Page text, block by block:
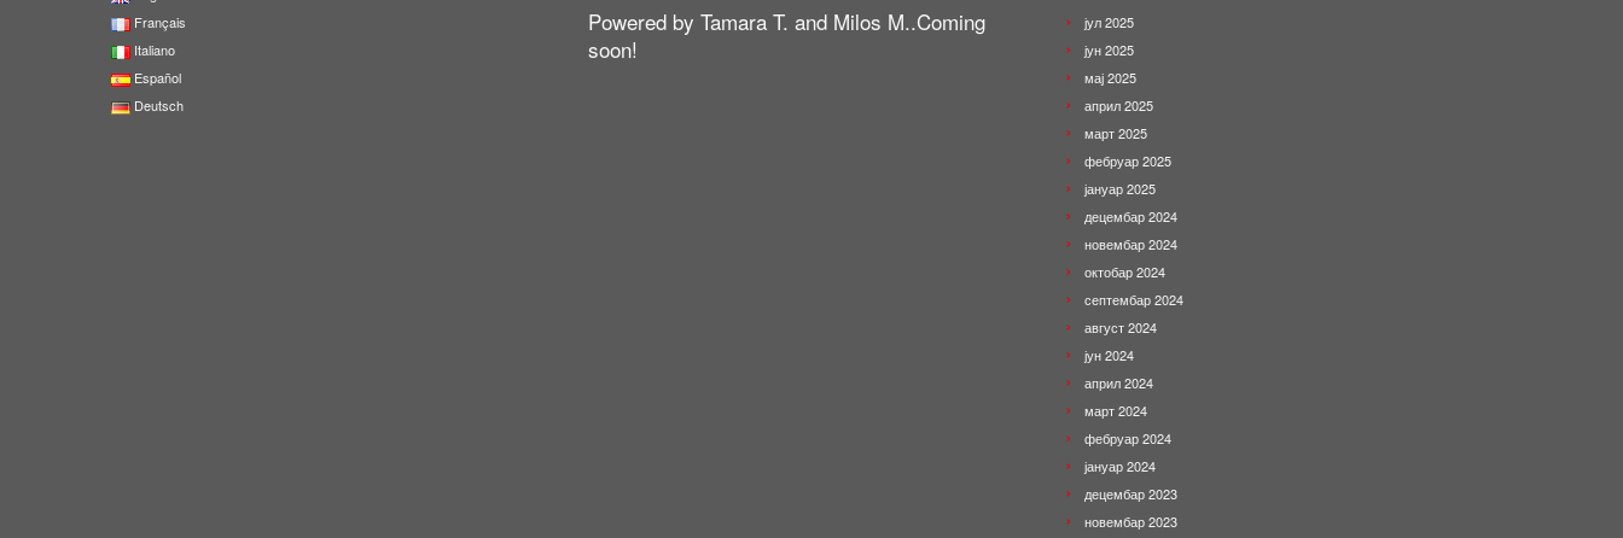
Français
Italiano
Español
Deutsch
Powered by Tamara T. and Milos M..Coming
soon!
јул 2025
јун 2025
мај 2025
април 2025
март 2025
фебруар 2025
јануар 2025
децембар 2024
новембар 2024
октобар 2024
септембар 2024
август 2024
јун 2024
април 2024
март 2024
фебруар 2024
јануар 2024
децембар 2023
новембар 2023